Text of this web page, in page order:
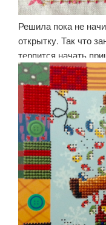
Решила пока не
открытку. Так что
терпится начать